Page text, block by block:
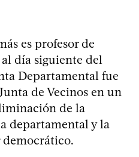
es profesor de
día siguiente del
Departamental fue
de Vecinos en un
de la
departamental y la